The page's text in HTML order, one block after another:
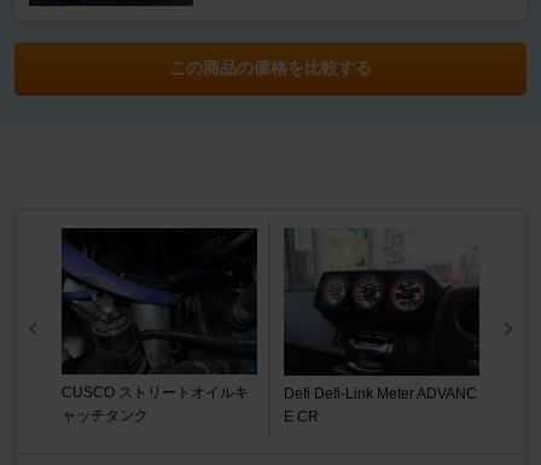
この商品の価格を比較する
CUSCO ストリートオイルキ
ャッチタンク
Defi Defi-Link Meter ADVANC
E CR